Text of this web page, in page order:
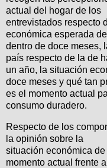
actual del hogar de los
entrevistados respecto
económica esperada
dentro de doce meses,
país respecto de la de
un año, la situación
doce meses y qué tan
es el momento actual
consumo duradero.
Respecto de los
la opinión sobre la
situación económica
momento actual frente